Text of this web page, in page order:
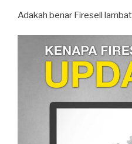
Adakah benar Firesell